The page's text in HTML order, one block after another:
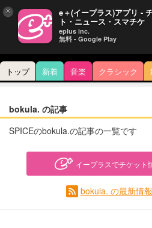
トップ 新着 音楽 クラシック
bokula. の記事
SPICEのbokula.の記事の一覧です
イープラスでチケット
bokula. の最新情
× e＋(イープラス)アプリ -
ト・ニュース・スマチケ
eplus inc.
無料 - Google Play